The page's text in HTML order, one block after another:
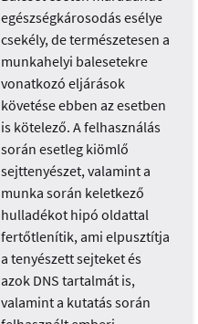
egészségkárosodás esélye
csekély, de természetesen a
munkahelyi balesetekre
vonatkozó eljárások
követése ebben az esetben
is kötelező. A felhasználás
során esetleg kiömlő
sejttenyészet, valamint a
munka során keletkező
hulladékot hipó oldattal
fertőtlenítik, ami elpusztítja
a tenyészett sejteket és
azok DNS tartalmát is,
valamint a kutatás során